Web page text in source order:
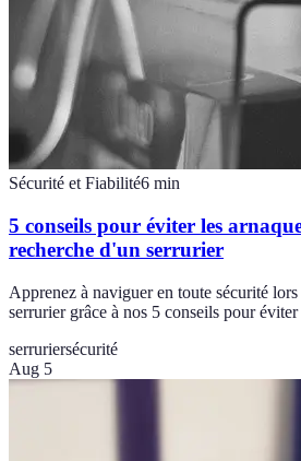
Sécurité et Fiabilité6 min
5 conseils pour éviter les
recherche d'un serrurier
Apprenez à naviguer en toute sécurité
serrurier grâce à nos 5 conseils pour éviter
serruriersécurité
Aug 5